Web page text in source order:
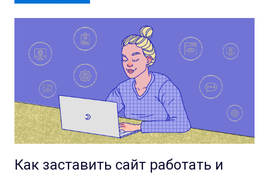
Как заставить сайт работать и